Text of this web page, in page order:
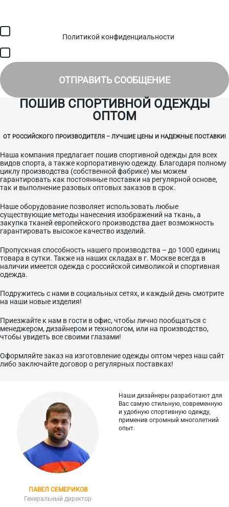
Политикой конфиденциальности
ОТПРАВИТЬ СООБЩЕНИЕ
ПОШИВ СПОРТИВНОЙ ОДЕЖДЫ
ОПТОМ
ОТ РОССИЙСКОГО ПРОИЗВОДИТЕЛЯ – ЛУЧШИЕ ЦЕНЫ И НАДЕЖНЫЕ ПОСТАВКИ!
Наша компания предлагает пошив спортивной одежды для всех
видов спорта, а также корпоративную одежду. Благодаря полному
циклу производства (собственной фабрике) мы можем
гарантировать как постоянные поставки на регулярной основе,
так и выполнение разовых оптовых заказов в срок.
Наше оборудование позволяет использовать любые
существующие методы нанесения изображений на ткань, а
закупка тканей европейского производства дает возможность
гарантировать высокое качество изделий.
Пропускная способность нашего производства – до 1000 единиц
товара в сутки. Также на наших складах в г. Москве всегда в
наличии имеется одежда с российской символикой и спортивная
одежда.
Подружитесь с нами в социальных сетях, и каждый день смотрите
на наши новые изделия!
Приезжайте к нам в гости в офис, чтобы лично пообщаться с
менеджером, дизайнером и технологом, или на производство,
чтобы увидеть все своими глазами!
Оформляйте заказ на изготовление одежды оптом через наш сайт
либо заключайте договор о регулярных поставках!
ПАВЕЛ СЕМЕРИКОВ
Генеральный директор
Наши дизайнеры разработают для
Вас самую стильную, современную
и удобную спортивную одежду,
применив огромный многолетний
опыт.